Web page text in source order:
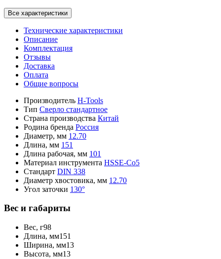
Все характеристики
Технические характеристики
Описание
Комплектация
Отзывы
Доставка
Оплата
Общие вопросы
Производитель H-Tools
Тип Сверло стандартное
Страна производства Китай
Родина бренда Россия
Диаметр, мм 12.70
Длина, мм 151
Длина рабочая, мм 101
Материал инструмента HSSE-Co5
Стандарт DIN 338
Диаметр хвостовика, мм 12.70
Угол заточки 130°
Вес и габариты
Вес, г98
Длина, мм151
Ширина, мм13
Высота, мм13